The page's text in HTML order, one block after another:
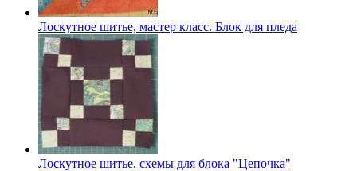
Лоскутное шитье, мастер класс. Блок для пледа
Лоскутное шитье, схемы для блока "Цепочка"